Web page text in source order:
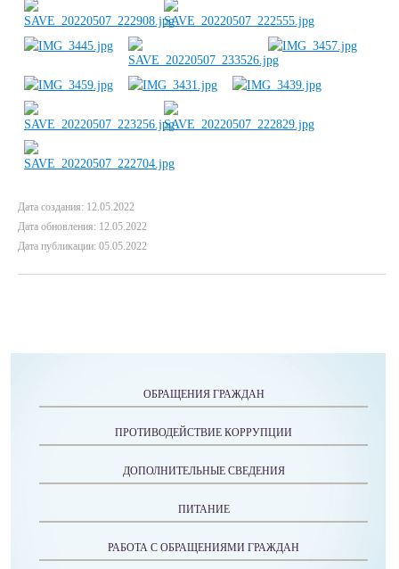
Дата создания: 12.05.2022
Дата обновления: 12.05.2022
Дата публикации: 05.05.2022
ОБРАЩЕНИЯ ГРАЖДАН
ПРОТИВОДЕЙСТВИЕ КОРРУПЦИИ
ДОПОЛНИТЕЛЬНЫЕ СВЕДЕНИЯ
ПИТАНИЕ
РАБОТА С ОБРАЩЕНИЯМИ ГРАЖДАН